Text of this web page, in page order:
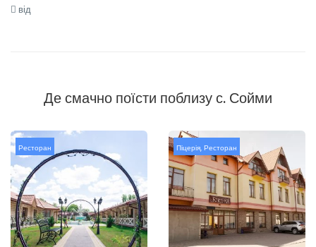
від
Де смачно поїсти поблизу с. Сойми
Ресторан Піцерія, Ресторан